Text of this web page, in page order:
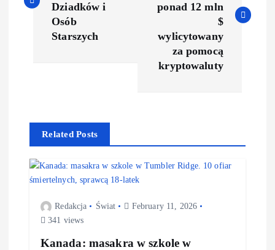
Dziadków i
Osób
Starszych
ponad 12 mln
$
wylicytowany
za pomocą
kryptowaluty
Related Posts
Redakcja Świat
February 11, 2026
341 views
Kanada: masakra w szkole w